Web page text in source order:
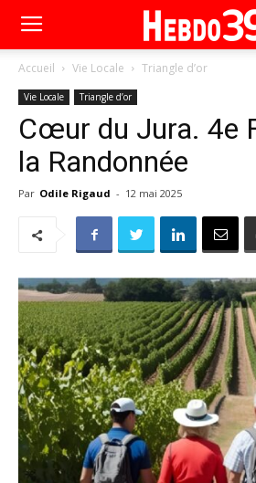
Accueil Vie Locale Triangle d’or
Vie Locale Triangle d’or
Cœur du Jura. 4e
la Randonnée
Par Odile Rigaud - 12 mai 2025